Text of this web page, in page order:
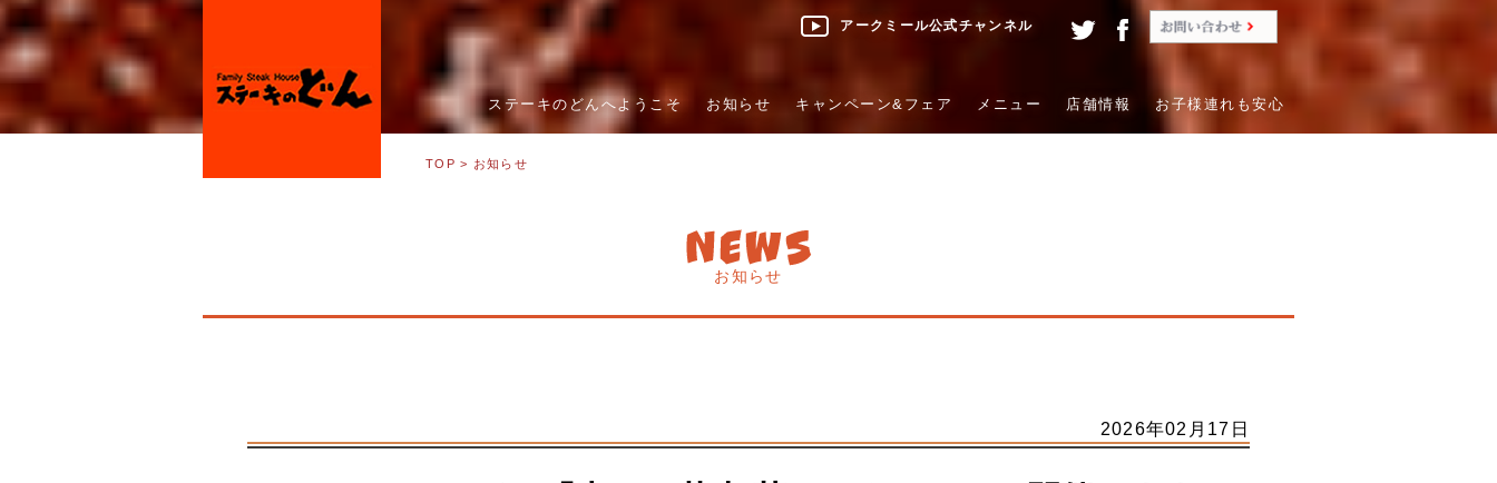
アークミール公式チャンネル
ステーキのどんへようこそ お知らせ キャンペーン&フェア メニュー 店舗情報 お子様連れも安心
TOP > お知らせ
お知らせ
2026年02月17日